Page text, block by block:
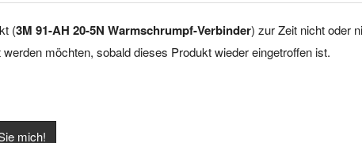
(3M 91-AH 20-5N Warmschrumpf-Verbinder) zur Zeit nicht oder
möchten, sobald dieses Produkt wieder eingetroffen ist.